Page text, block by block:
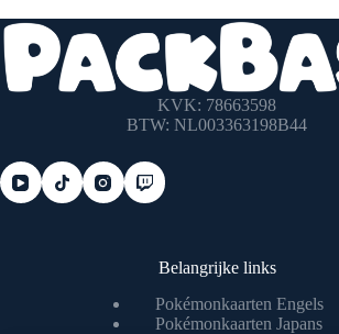
KVK: 78663598
BTW: NL003363198B44
Belangrijke links
Pokémonkaarten Engels
Pokémonkaarten Japans